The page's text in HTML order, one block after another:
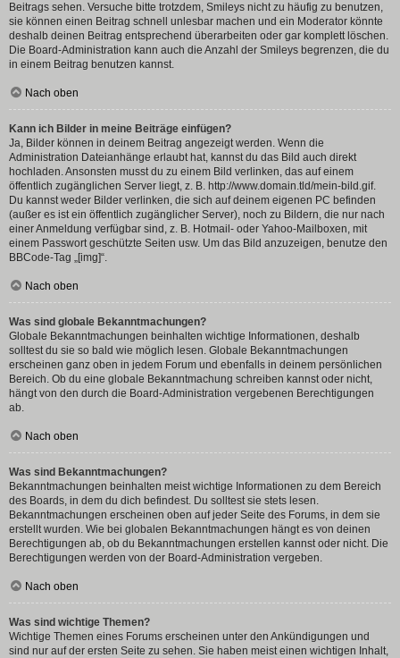
Beitrags sehen. Versuche bitte trotzdem, Smileys nicht zu häufig zu benutzen,
sie können einen Beitrag schnell unlesbar machen und ein Moderator könnte
deshalb deinen Beitrag entsprechend überarbeiten oder gar komplett löschen.
Die Board-Administration kann auch die Anzahl der Smileys begrenzen, die du
in einem Beitrag benutzen kannst.
Nach oben
Kann ich Bilder in meine Beiträge einfügen?
Ja, Bilder können in deinem Beitrag angezeigt werden. Wenn die
Administration Dateianhänge erlaubt hat, kannst du das Bild auch direkt
hochladen. Ansonsten musst du zu einem Bild verlinken, das auf einem
öffentlich zugänglichen Server liegt, z. B. http://www.domain.tld/mein-bild.gif.
Du kannst weder Bilder verlinken, die sich auf deinem eigenen PC befinden
(außer es ist ein öffentlich zugänglicher Server), noch zu Bildern, die nur nach
einer Anmeldung verfügbar sind, z. B. Hotmail- oder Yahoo-Mailboxen, mit
einem Passwort geschützte Seiten usw. Um das Bild anzuzeigen, benutze den
BBCode-Tag „[img]“.
Nach oben
Was sind globale Bekanntmachungen?
Globale Bekanntmachungen beinhalten wichtige Informationen, deshalb
solltest du sie so bald wie möglich lesen. Globale Bekanntmachungen
erscheinen ganz oben in jedem Forum und ebenfalls in deinem persönlichen
Bereich. Ob du eine globale Bekanntmachung schreiben kannst oder nicht,
hängt von den durch die Board-Administration vergebenen Berechtigungen
ab.
Nach oben
Was sind Bekanntmachungen?
Bekanntmachungen beinhalten meist wichtige Informationen zu dem Bereich
des Boards, in dem du dich befindest. Du solltest sie stets lesen.
Bekanntmachungen erscheinen oben auf jeder Seite des Forums, in dem sie
erstellt wurden. Wie bei globalen Bekanntmachungen hängt es von deinen
Berechtigungen ab, ob du Bekanntmachungen erstellen kannst oder nicht. Die
Berechtigungen werden von der Board-Administration vergeben.
Nach oben
Was sind wichtige Themen?
Wichtige Themen eines Forums erscheinen unter den Ankündigungen und
sind nur auf der ersten Seite zu sehen. Sie haben meist einen wichtigen Inhalt,